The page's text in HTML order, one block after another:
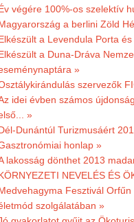
végére 100%-os szelektív
a berlini Zöld
a Levendula Porta
a Duna-Dráva
»
szervezők
idei évben számos
»
Dunántúl Turizmusáért
honlap »
lakosság dönthet 2013
NEVELÉS ÉS
Fesztivál
szolgálatában »